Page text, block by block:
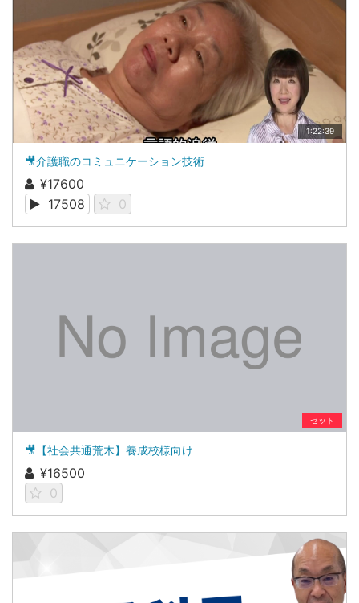
1:22:39
🎥介護職のコミュニケーション技術
¥17600
17508
0
セット
🎥【社会共通荒木】養成校様向け
¥16500
0